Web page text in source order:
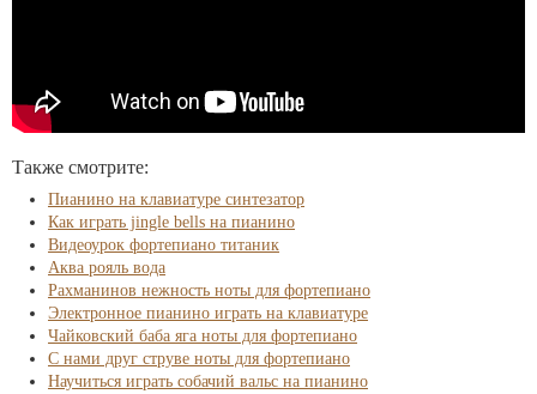
Также смотрите:
Пианино на клавиатуре синтезатор
Как играть jingle bells на пианино
Видеоурок фортепиано титаник
Аква рояль вода
Рахманинов нежность ноты для фортепиано
Электронное пианино играть на клавиатуре
Чайковский баба яга ноты для фортепиано
С нами друг струве ноты для фортепиано
Научиться играть собачий вальс на пианино